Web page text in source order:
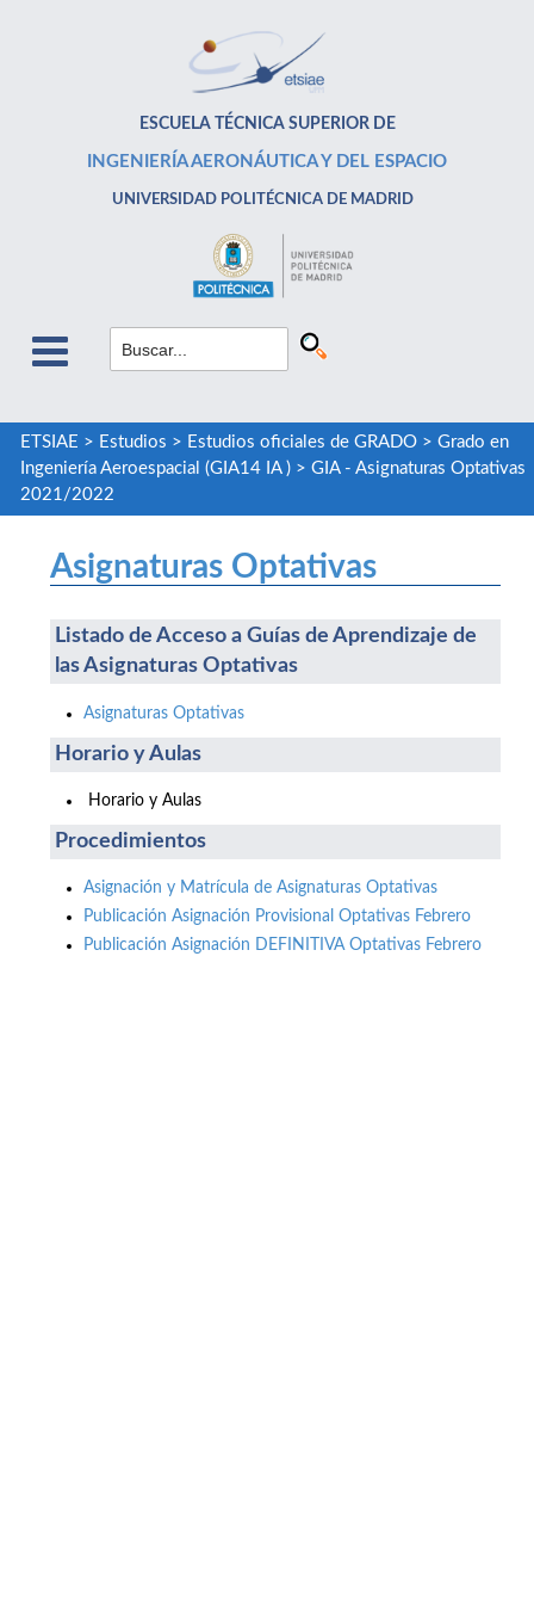
ESCUELA TÉCNICA SUPERIOR DE
INGENIERÍA AERONÁUTICA Y DEL ESPACIO
UNIVERSIDAD POLITÉCNICA DE MADRID
ETSIAE > Estudios > Estudios oficiales de GRADO> Grado en
Ingeniería Aeroespacial (GIA14 IA )> GIA - Asignaturas Optativas
2021/2022
Asignaturas Optativas
Listado de Acceso a Guías de Aprendizaje de
las Asignaturas Optativas
Asignaturas Optativas
Horario y Aulas
Horario y Aulas
Procedimientos
Asignación y Matrícula de Asignaturas Optativas
Publicación Asignación Provisional Optativas Febrero
Publicación Asignación DEFINITIVA Optativas Febrero